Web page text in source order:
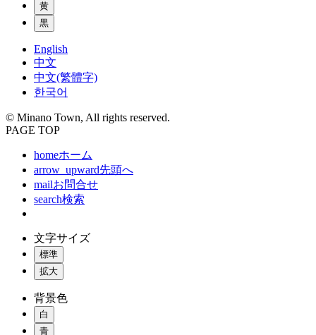
黄
黒
English
中文
中文(繁體字)
한국어
© Minano Town, All rights reserved.
PAGE TOP
homeホーム
arrow_upward先頭へ
mailお問合せ
search検索
文字サイズ
標準
拡大
背景色
白
青